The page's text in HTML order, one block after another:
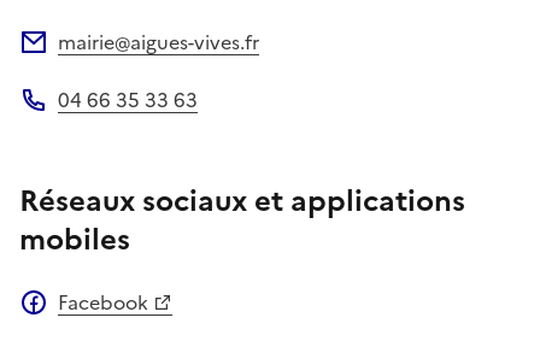
mairie@aigues-vives.fr
04 66 35 33 63
Réseaux sociaux et applications
mobiles
Facebook